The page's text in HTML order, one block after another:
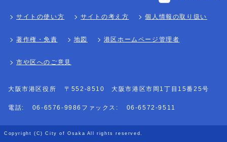
サイトの使い方 サイトの考え方 個人情報の取り扱い
著作権・免責 地図 港区ホームページ管理者
市や区へのご意見
大阪市港区役所 〒552-8510 大阪市港区市岡1丁目15番25号
電話: 06-6576-9986 ファックス: 06-6572-9511
Copyright (C) City of Osaka All rights reserved.